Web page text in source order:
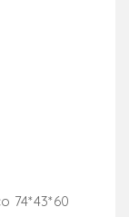
74*43*60